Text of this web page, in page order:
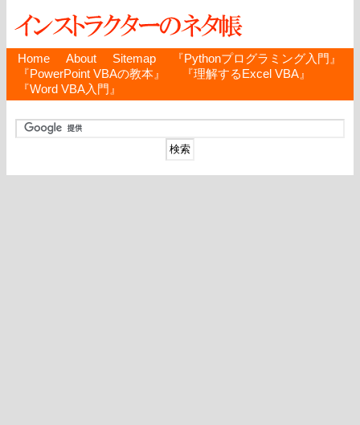
Home About Sitemap
『Pythonプログラミング入門』
『PowerPoint VBAの教本』
『理解するExcel VBA』
『Word VBA入門』